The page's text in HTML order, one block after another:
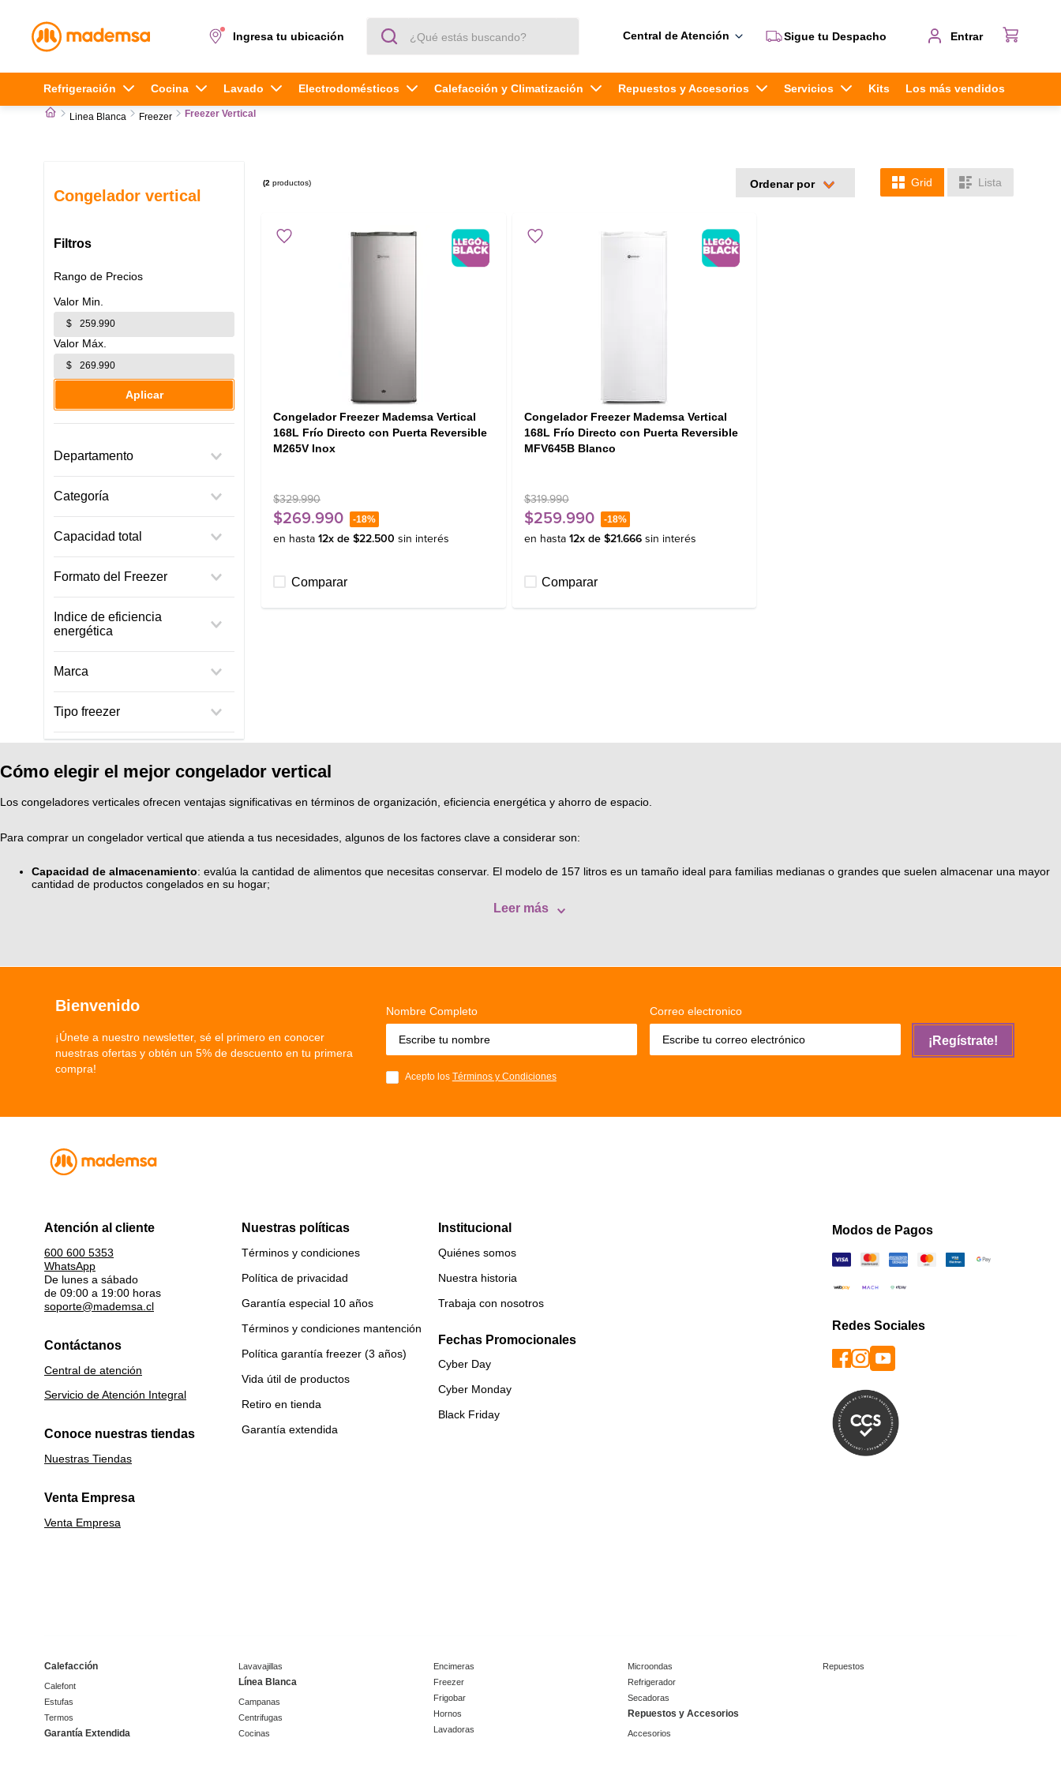
Ingresa tu ubicación
Términos más buscados
cocina 4 platos
3. refrigerador
Central de Atención Sigue tu Despacho Entrar
Refrigeración Cocina Lavado Electrodomésticos Calefacción y Climatización Repuestos y Accesorios Servicios Kits Los más vendidos
Linea Blanca Freezer Freezer Vertical
Congelador vertical
Filtros
Departamento
Categoría
Capacidad total
Formato del Freezer
Indice de eficiencia
energética
Marca
Tipo freezer
Sólo Freezer
Rango de Precios
$
$
Aplicar
2 productos Grid Lista
Congelador Freezer Mademsa Vertical
168L Frío Directo con Puerta Reversible
M265V Inox
$329.990
$269.990 -18%
en hasta 12x de $22.500 sin interés
Comparar
Congelador Freezer Mademsa Vertical
168L Frío Directo con Puerta Reversible
MFV645B Blanco
$319.990
$259.990 -18%
en hasta 12x de $21 .666 sin interés
Comparar
Cómo elegir el mejor congelador vertical
Los congeladores verticales ofrecen ventajas significativas en términos de organización, eficiencia energética y ahorro de espacio.
Para comprar un congelador vertical que atienda a tus necesidades, algunos de los factores clave a considerar son:
Capacidad de almacenamiento: evalúa la cantidad de alimentos que necesitas conservar. El modelo de 157 litros es un tamaño ideal para familias medianas o grandes que suelen almacenar una mayor
cantidad de productos congelados en su hogar;
Leer más
Bienvenido
¡Únete a nuestro newsletter, sé el primero en conocer
nuestras ofertas y obtén un 5% de descuento en tu primera
compra!
Nombre Completo Correo electronico
Acepto los Términos y Condiciones
¡Regístrate!
Atención al cliente
600 600 5353
WhatsApp
De lunes a sábado
de 09:00 a 19:00 horas
soporte@mademsa.cl
Contáctanos
Central de atención
Servicio de Atención Integral
Conoce nuestras tiendas
Nuestras Tiendas
Venta Empresa
Venta Empresa
Nuestras políticas
Términos y condiciones
Política de privacidad
Garantía especial 10 años
Términos y condiciones mantención
Política garantía freezer (3 años)
Vida útil de productos
Retiro en tienda
Garantía extendida
Institucional
Quiénes somos
Nuestra historia
Trabaja con nosotros
Fechas Promocionales
Cyber Day
Cyber Monday
Black Friday
Modos de Pagos
Redes Sociales
Calefacción
Calefont
Estufas
Termos
Garantía Extendida
Lavavajillas
Línea Blanca
Campanas
Centrifugas
Cocinas
Encimeras
Freezer
Frigobar
Hornos
Lavadoras
Microondas
Refrigerador
Secadoras
Repuestos y Accesorios
Accesorios
Repuestos